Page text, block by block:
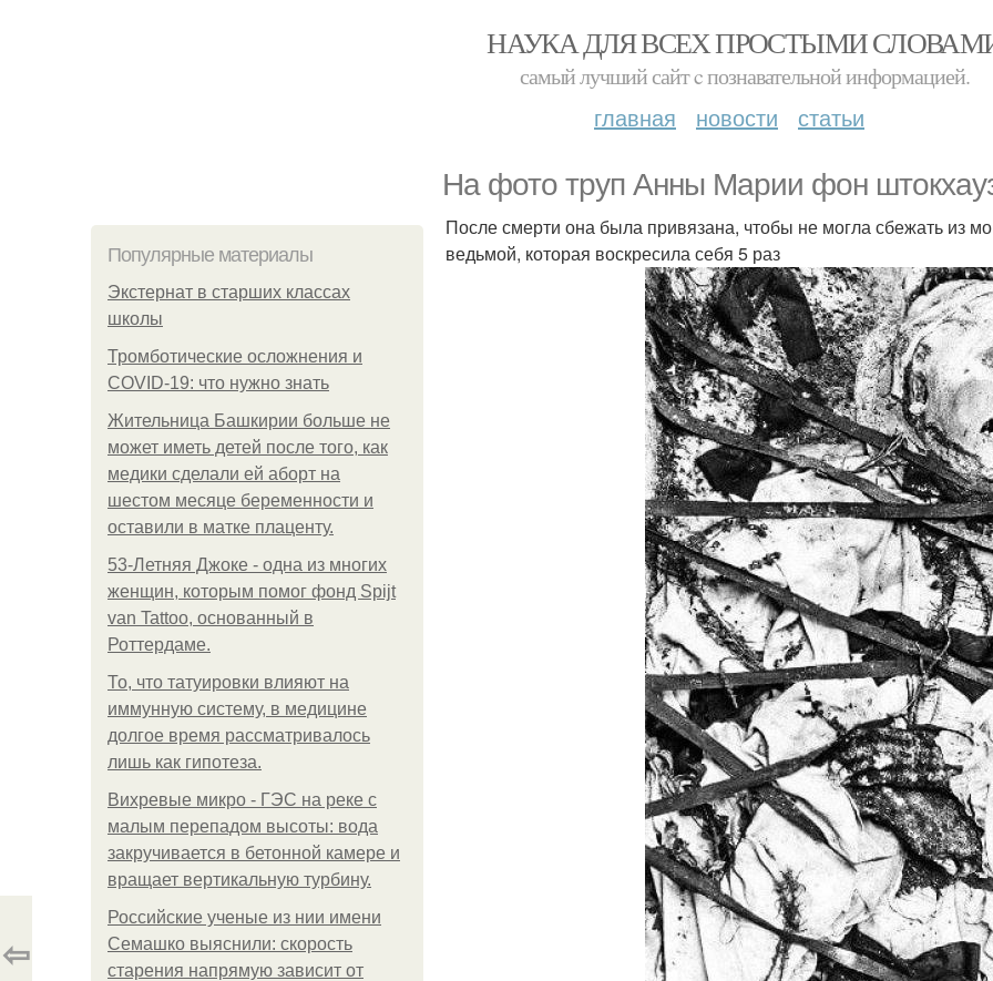
НАУКА ДЛЯ ВСЕХ ПРОСТЫМИ
самый лучший сайт c познавательной информацией.
главная новости статьи
На фото труп Анны Марии фон
Популярные материалы
Экстернат в старших классах
школы
Тромботические осложнения и
COVID-19: что нужно знать
Жительница Башкирии больше не
может иметь детей после того, как
медики сделали ей аборт на
шестом месяце беременности и
оставили в матке плаценту.
53-Летняя Джоке - одна из многих
женщин, которым помог фонд Spijt
van Tattoo, основанный в
Роттердаме.
То, что татуировки влияют на
иммунную систему, в медицине
долгое время рассматривалось
лишь как гипотеза.
Вихревые микро - ГЭС на реке с
малым перепадом высоты: вода
закручивается в бетонной камере и
вращает вертикальную турбину.
Российские ученые из нии имени
Семашко выяснили: скорость
старения напрямую зависит от
После смерти она была привязана, чтобы не могла сбежать из
ведьмой, которая воскресила себя 5 раз
⇦